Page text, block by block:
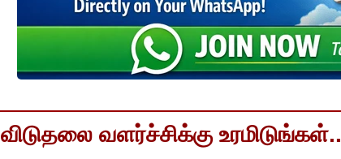
விடுதலை வளர்ச்சிக்கு உரமிடுங்கள்..